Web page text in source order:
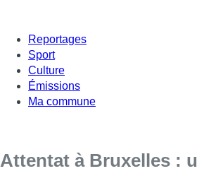
Reportages
Sport
Culture
Émissions
Ma commune
Attentat à Bruxelles :